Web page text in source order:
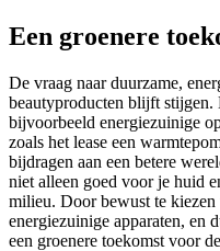
Een groenere
De vraag naar duurzame,
beautyproducten blijft stijgen.
bijvoorbeeld energiezuinige
zoals het lease een
bijdragen aan een betere
niet alleen goed voor je huid
milieu. Door bewust te
energiezuinige apparaten, en
een groenere toekomst voor